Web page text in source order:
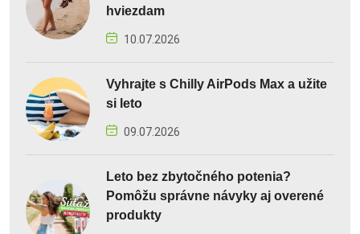
hviezdam
10.07.2026
Vyhrajte s Chilly AirPods Max a užite
si leto
09.07.2026
Leto bez zbytočného potenia?
Pomôžu správne návyky aj overené
produkty